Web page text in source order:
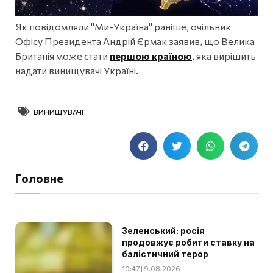
Як повідомляли "Ми-Україна" раніше, очільник
Офісу Президента Андрій Єрмак заявив, що Велика
Британія може стати першою країною, яка вирішить
надати винищувачі Україні.
ВИНИЩУВАЧІ
Головне
Зеленський: росія
продовжує робити ставку на
балістичний терор
10:47 | 9.08.2026